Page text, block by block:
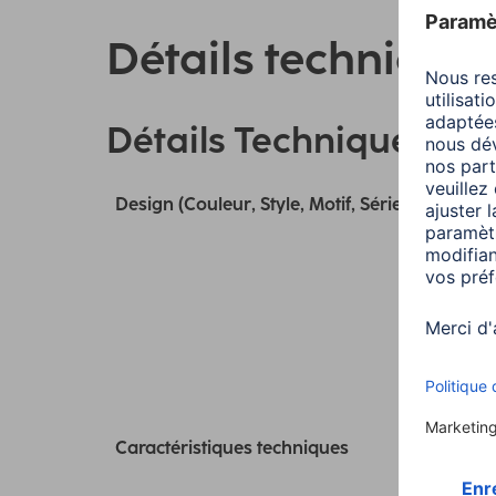
Détails techniques
Détails Techniques
Design (Couleur, Style, Motif, Série)
Caractéristiques techniques